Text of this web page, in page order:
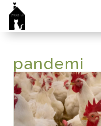
pandemi